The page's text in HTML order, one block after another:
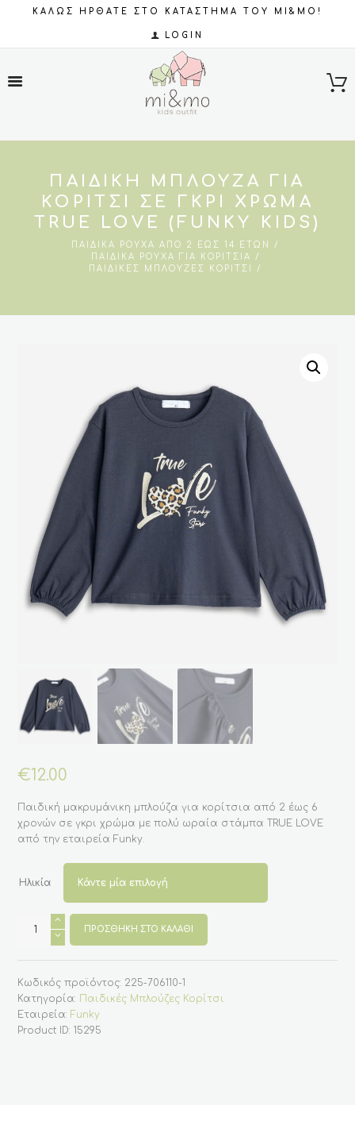
ΚΑΛΩΣ ΗΡΘΑΤΕ ΣΤΟ ΚΑΤΑΣΤΗΜΑ ΤΟΥ MI&MO!
LOGIN
ΠΑΙΔΙΚΉ ΜΠΛΟΎΖΑ ΓΙΑ
ΚΟΡΊΤΣΙ ΣΕ ΓΚΡΙ ΧΡΏΜΑ
TRUE LOVE (FUNKY KIDS)
ΠΑΙΔΙΚΆ ΡΟΎΧΑ ΑΠΌ 2 ΈΩΣ 14 ΕΤΏΝ
ΠΑΙΔΙΚΆ ΡΟΎΧΑ ΓΙΑ ΚΟΡΊΤΣΙΑ
ΠΑΙΔΙΚΈΣ ΜΠΛΟΎΖΕΣ ΚΟΡΊΤΣΙ
€12.00
Παιδική μακρυμάνικη μπλούζα για κορίτσια από 2 έως 6
χρονών σε γκρι χρώμα με πολύ ωραία στάμπα TRUE LOVE
από την εταιρεία Funky.
Ηλικία
Παιδική
μπλούζα
σε
χρώμα
TRUE
LOVE
(Funky
Kids)
ΠΡΟΣΘΉΚΗ ΣΤΟ ΚΑΛΆΘΙ
Κωδικός προϊόντος: 225-706110-1
Κατηγορία:
Παιδικές Μπλούζες Κορίτσι
Εταιρεία: Funky
Product ID:15295